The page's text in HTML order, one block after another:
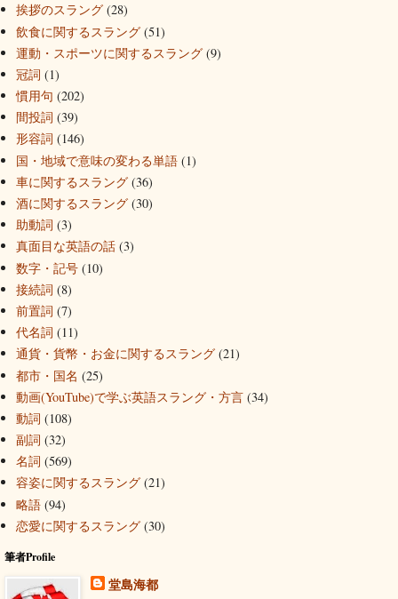
挨拶のスラング (28)
飲食に関するスラング (51)
運動・スポーツに関するスラング (9)
冠詞 (1)
慣用句 (202)
間投詞 (39)
形容詞 (146)
国・地域で意味の変わる単語 (1)
車に関するスラング (36)
酒に関するスラング (30)
助動詞 (3)
真面目な英語の話 (3)
数字・記号 (10)
接続詞 (8)
前置詞 (7)
代名詞 (11)
通貨・貨幣・お金に関するスラング (21)
都市・国名 (25)
動画(YouTube)で学ぶ英語スラング・方言 (34)
動詞 (108)
副詞 (32)
名詞 (569)
容姿に関するスラング (21)
略語 (94)
恋愛に関するスラング (30)
筆者Profile
堂島海都